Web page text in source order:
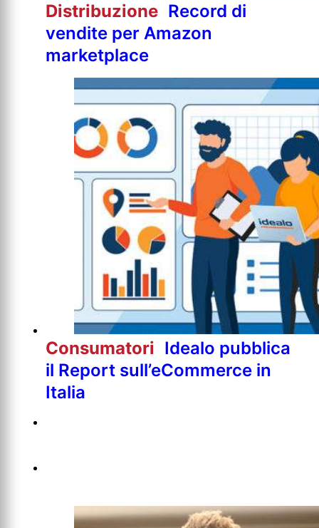
Distribuzione Record di
vendite per Amazon
marketplace
Consumatori Idealo pubblica
il Report sull’eCommerce in
Italia